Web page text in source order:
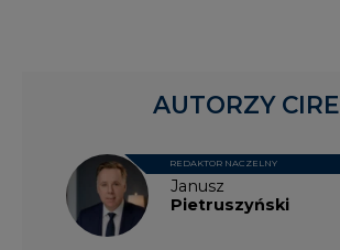
Janusz
Pietruszyński
REDAKTOR NACZELNY
AUTORZY CIRE